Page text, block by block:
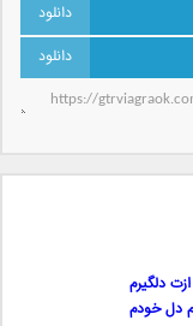
دلگیرم
دل خودم